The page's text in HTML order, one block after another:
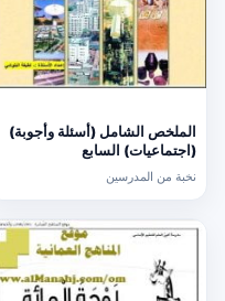
الملخص الشامل (أسئلة وأجوبة)
(اجتماعيات) السابع
نخبة من المدرسين